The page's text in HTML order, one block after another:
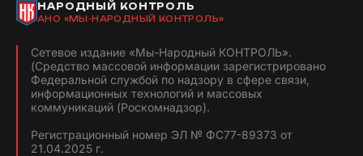
НАРОДНЫЙ КОНТРОЛЬ
АНО «МЫ-НАРОДНЫЙ КОНТРОЛЬ»
Сетевое издание «Мы-Народный КОНТРОЛЬ».
(Средство массовой информации зарегистрировано
Федеральной службой по надзору в сфере связи,
информационных технологий и массовых
коммуникаций (Роскомнадзор).
Регистрационный номер ЭЛ № ФС77-89373 от
21.04.2025 г.